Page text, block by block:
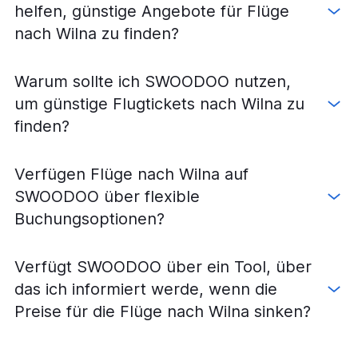
helfen, günstige Angebote für Flüge
nach Wilna zu finden?
Warum sollte ich SWOODOO nutzen,
um günstige Flugtickets nach Wilna zu
finden?
Verfügen Flüge nach Wilna auf
SWOODOO über flexible
Buchungsoptionen?
Verfügt SWOODOO über ein Tool, über
das ich informiert werde, wenn die
Preise für die Flüge nach Wilna sinken?